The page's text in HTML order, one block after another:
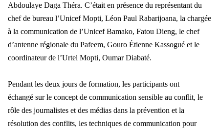
Abdoulaye Daga Théra. C’était en présence du représentant du
chef de bureau l’Unicef Mopti, Léon Paul Rabarijoana, la chargée
à la communication de l’Unicef Bamako, Fatou Dieng, le chef
d’antenne régionale du Pafeem, Gouro Étienne Kassogué et le
coordinateur de l’Urtel Mopti, Oumar Diabaté.
Pendant les deux jours de formation, les participants ont
échangé sur le concept de communication sensible au conflit, le
rôle des journalistes et des médias dans la prévention et la
résolution des conflits, les techniques de communication pour